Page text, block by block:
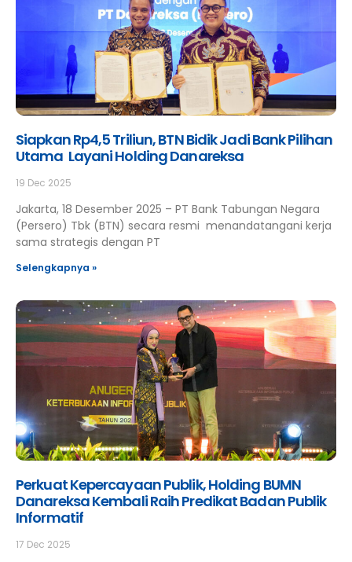
Siapkan Rp4,5 Triliun, BTN Bidik Jadi Bank Pilihan
Utama Layani Holding Danareksa
19 Dec 2025
Jakarta, 18 Desember 2025 – PT Bank Tabungan Negara
(Persero) Tbk (BTN) secara resmi menandatangani kerja
sama strategis dengan PT
Selengkapnya »
Perkuat Kepercayaan Publik, Holding BUMN
Danareksa Kembali Raih Predikat Badan Publik
Informatif
17 Dec 2025